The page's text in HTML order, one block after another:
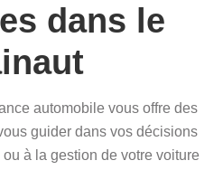
dans le
automobile vous offre des
guider dans vos décisions
ou à la gestion de votre voiture